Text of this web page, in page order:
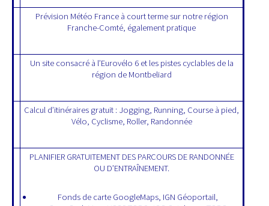
Prévision Météo France à court terme sur notre région
Franche-Comté, également pratique
Un site consacré à l’Eurovélo 6 et les pistes cyclables de la
région de Montbeliard
Calcul d’itinéraires gratuit : Jogging, Running, Course à pied,
Vélo, Cyclisme, Roller, Randonnée
PLANIFIER GRATUITEMENT DES PARCOURS DE RANDONNÉE
OU D’ENTRAÎNEMENT.
Fonds de carte GoogleMaps, IGN Géoportail,